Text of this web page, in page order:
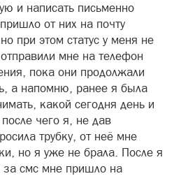
и написать письменно
от них на почту
при этом статус у меня не
мне на телефон
пока они продолжали
а напомню, ранее я была
какой сегодня день и
чего я, не дав
трубку, от неё мне
но я уже не брала. После я
за смс мне пришло на